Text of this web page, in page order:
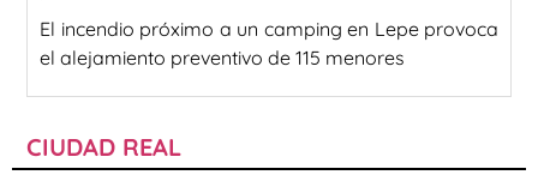
El incendio próximo a un camping en Lepe provoca
el alejamiento preventivo de 115 menores
CIUDAD REAL